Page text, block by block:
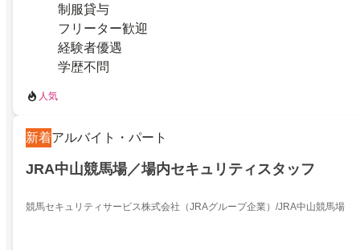
制服貸与
フリーター歓迎
経験者優遇
学歴不問
人気
新着アルバイト・パート
JRA中山競馬場／場内セキュリティスタッフ
競馬セキュリティサービス株式会社（JRAグループ企業）/JRA中山競馬場